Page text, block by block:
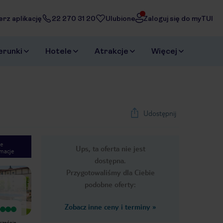
aplikację 22 270 31 20 Ulubione Zaloguj się do myTUI
Hotele Atrakcje Więcej
Udostępnij
Ups, ta oferta nie jest
dostępna.
Przygotowaliśmy dla Ciebie
podobne oferty:
Zobacz inne ceny i terminy »
Next slide
1/33
Wyjątkowy